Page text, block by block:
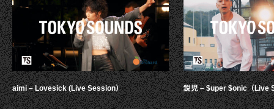
aimi – Lovesick (Live Session） 鋭児 – $uper $onic（Live